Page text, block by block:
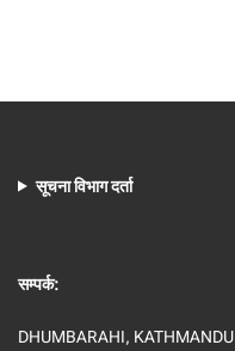
सूचना विभाग दर्ता
सम्पर्क:
DHUMBARAHI, KATHMANDU